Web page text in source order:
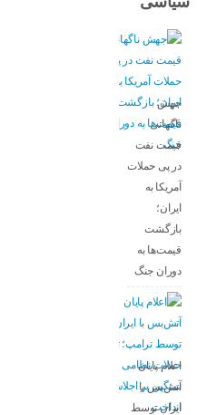
جهش
ناگهانی
قیمت نفت
در پی حملات
آمریکا به
ایران؛
بازگشت
قیمت‌ها به
دوران جنگ
اعلام پایان
آتش‌بس با
ایران توسط